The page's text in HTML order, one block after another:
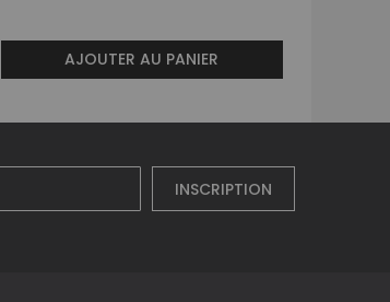
AJOUTER AU PANIER
INSCRIPTION